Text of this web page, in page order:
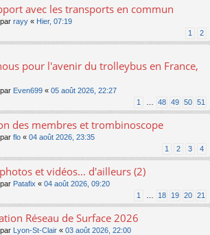
avec les transports en commun
rayy « Hier, 07:19
1 2
pour l'avenir du trolleybus en France,
Even699 « 05 août 2026, 22:27
1 48 49 50 51
des membres et trombinoscope
flo « 04 août 2026, 23:35
1 2 3 4
et vidéos... d'ailleurs (2)
Patafix « 04 août 2026, 09:20
1 18 19 20 21
Réseau de Surface 2026
Lyon-St-Clair « 03 août 2026, 22:00